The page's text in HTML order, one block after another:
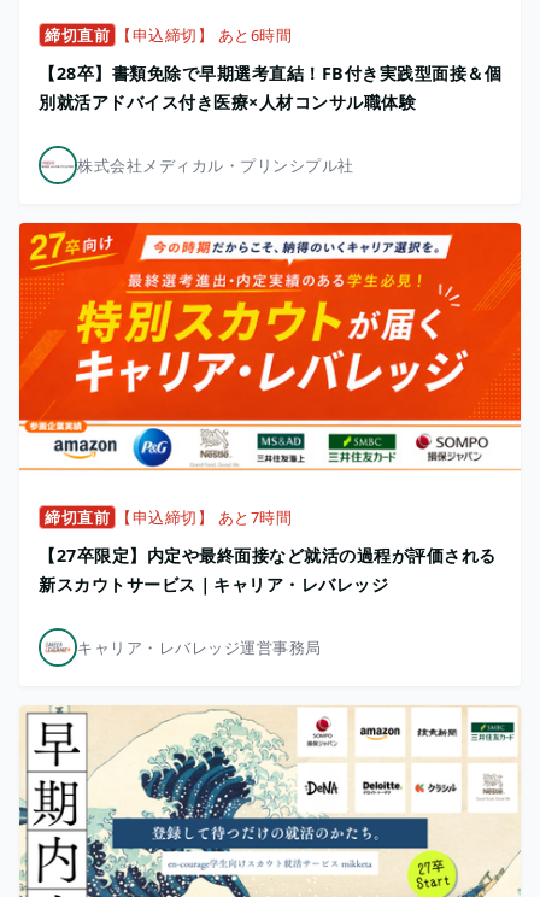
締切直前 【申込締切】 あと6時間
【28卒】書類免除で早期選考直結！FB付き実践型面接＆個
別就活アドバイス付き医療×人材コンサル職体験
株式会社メディカル・プリンシプル社
締切直前 【申込締切】 あと7時間
【27卒限定】内定や最終面接など就活の過程が評価される
新スカウトサービス｜キャリア・レバレッジ
キャリア・レバレッジ運営事務局